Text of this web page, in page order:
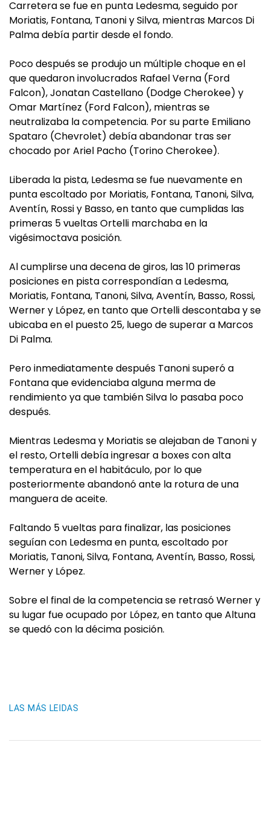
Carretera se fue en punta Ledesma, seguido por
Moriatis, Fontana, Tanoni y Silva, mientras Marcos Di
Palma debía partir desde el fondo.
Poco después se produjo un múltiple choque en el
que quedaron involucrados Rafael Verna (Ford
Falcon), Jonatan Castellano (Dodge Cherokee) y
Omar Martínez (Ford Falcon), mientras se
neutralizaba la competencia. Por su parte Emiliano
Spataro (Chevrolet) debía abandonar tras ser
chocado por Ariel Pacho (Torino Cherokee).
Liberada la pista, Ledesma se fue nuevamente en
punta escoltado por Moriatis, Fontana, Tanoni, Silva,
Aventín, Rossi y Basso, en tanto que cumplidas las
primeras 5 vueltas Ortelli marchaba en la
vigésimoctava posición.
Al cumplirse una decena de giros, las 10 primeras
posiciones en pista correspondían a Ledesma,
Moriatis, Fontana, Tanoni, Silva, Aventín, Basso, Rossi,
Werner y López, en tanto que Ortelli descontaba y se
ubicaba en el puesto 25, luego de superar a Marcos
Di Palma.
Pero inmediatamente después Tanoni superó a
Fontana que evidenciaba alguna merma de
rendimiento ya que también Silva lo pasaba poco
después.
Mientras Ledesma y Moriatis se alejaban de Tanoni y
el resto, Ortelli debía ingresar a boxes con alta
temperatura en el habitáculo, por lo que
posteriormente abandonó ante la rotura de una
manguera de aceite.
Faltando 5 vueltas para finalizar, las posiciones
seguían con Ledesma en punta, escoltado por
Moriatis, Tanoni, Silva, Fontana, Aventín, Basso, Rossi,
Werner y López.
Sobre el final de la competencia se retrasó Werner y
su lugar fue ocupado por López, en tanto que Altuna
se quedó con la décima posición.
LAS MÁS LEIDAS